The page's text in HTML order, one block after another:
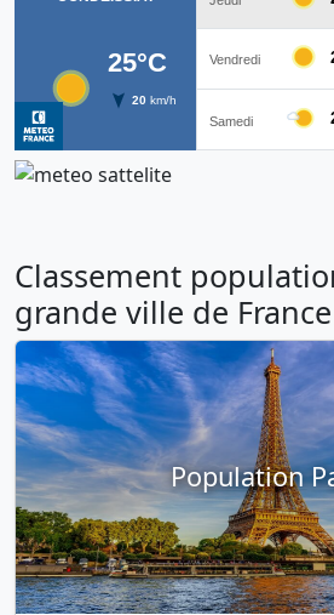
Classement
grande ville de France
Population